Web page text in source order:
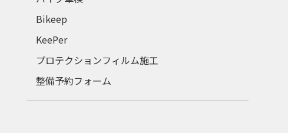
Bikeep
KeePer
プロテクションフィルム施工
整備予約フォーム